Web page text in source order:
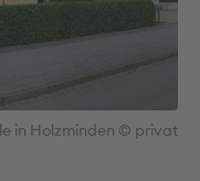
in Holzminden © privat